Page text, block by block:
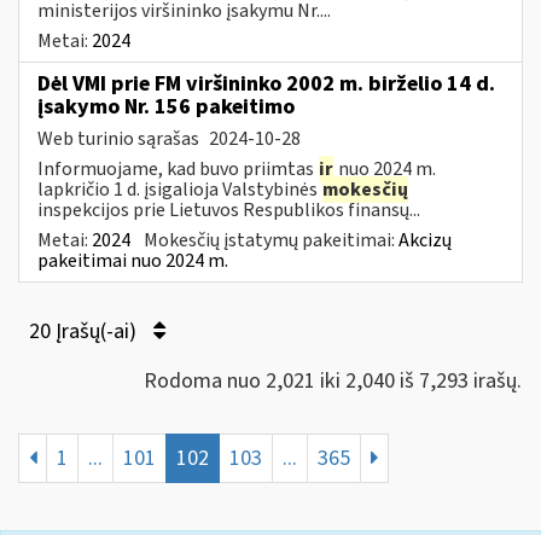
ministerijos viršininko įsakymu Nr....
Metai: 2024
Dėl VMI prie FM viršininko 2002 m. birželio 14 d.
įsakymo Nr. 156 pakeitimo
Web turinio sąrašas 2024-10-28
Informuojame, kad buvo priimtas ir nuo 2024 m.
lapkričio 1 d. įsigalioja Valstybinėsmokesčių
inspekcijos prie Lietuvos Respublikos finansų...
Metai: 2024 Mokesčių įstatymų pakeitimai:Akcizų
pakeitimai nuo 2024 m.
20 Įrašų(-ai)
Rodoma nuo 2,021 iki 2,040 iš 7,293 irašų.
1 ... 101 102 103 ... 365